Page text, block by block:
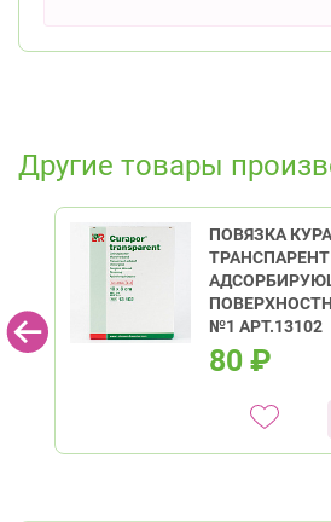
Другие товары
ПОВЯЗКА
ТРАНСПАРЕНТ
№1 АРТ.13102
80 ₽